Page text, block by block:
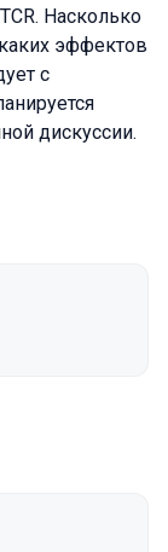
Насколько
эффектов
с
дискуссии.